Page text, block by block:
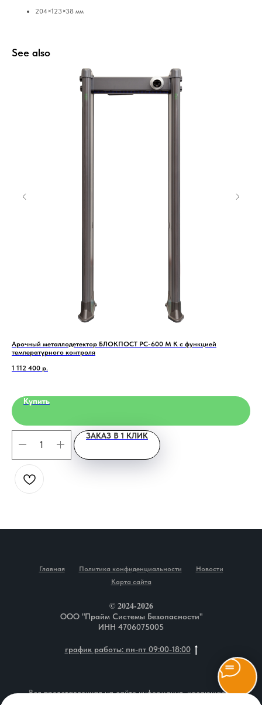
Catalog Favorites Cart
204×123×38 мм
See also
Арочный металлодетектор БЛОКПОСТ PC-600 M K с функцией
температурного контроля
1 112 400 р.
Купить
ЗАКАЗ В 1 КЛИК
Главная Политика конфиденциальности
Новости
Карта сайта
© 2024-2026
ООО "Прайм Системы Безопасности"
ИНН 4706075005
график работы: пн-пт 09:00-18:00
Вся представленная на сайте информация, касающаяся